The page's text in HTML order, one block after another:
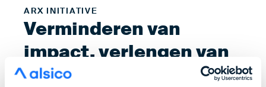
ARX INITIATIVE
Verminderen van
impact, verlengen van
levensduur